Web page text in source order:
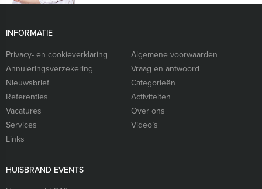
INFORMATIE
Privacy- en cookieverklaring
Algemene voorwaarden
Annuleringsverzekering
Vraag en antwoord
Nieuwsbrief
Categorieën
Referenties
Activiteiten
Vacatures
Over ons
Services
Video’s
Links
HUISBRAND EVENTS